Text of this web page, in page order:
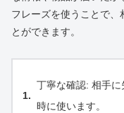
フレーズを使うことで、
とができます。
丁寧な確認: 相手
時に使います。